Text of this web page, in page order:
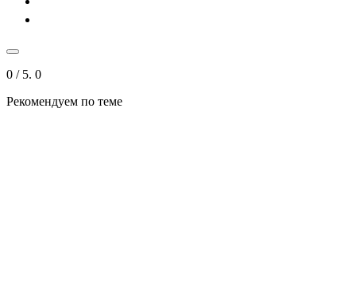
0 / 5. 0
Рекомендуем по теме